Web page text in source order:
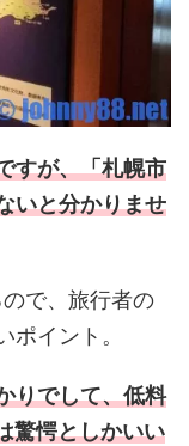
すが、「札幌市
いと分かりませ
で、旅行者の
イント。
りでして、低料
驚愕としかいい